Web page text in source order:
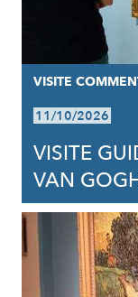
VISITE
11/10/2026
VISITE
VAN